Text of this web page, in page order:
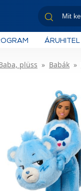
ÁRUHITEL
plüss Babák